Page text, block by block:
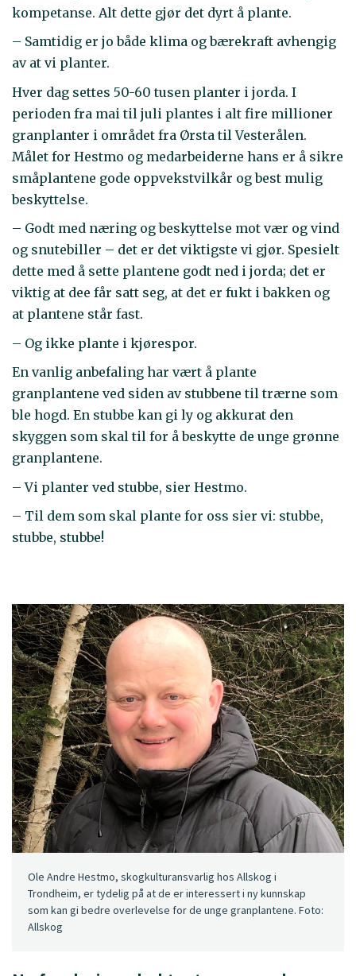
kompetanse. Alt dette gjør det dyrt å plante.
– Samtidig er jo både klima og bærekraft avhengig
av at vi planter.
Hver dag settes 50-60 tusen planter i jorda. I
perioden fra mai til juli plantes i alt fire millioner
granplanter i området fra Ørsta til Vesterålen.
Målet for Hestmo og medarbeiderne hans er å sikre
småplantene gode oppvekstvilkår og best mulig
beskyttelse.
– Godt med næring og beskyttelse mot vær og vind
og snutebiller – det er det viktigste vi gjør. Spesielt
dette med å sette plantene godt ned i jorda; det er
viktig at dee får satt seg, at det er fukt i bakken og
at plantene står fast.
– Og ikke plante i kjørespor.
En vanlig anbefaling har vært å plante
granplantene ved siden av stubbene til trærne som
ble hogd. En stubbe kan gi ly og akkurat den
skyggen som skal til for å beskytte de unge grønne
granplantene.
– Vi planter ved stubbe, sier Hestmo.
– Til dem som skal plante for oss sier vi: stubbe,
stubbe, stubbe!
Ole Andre Hestmo, skogkulturansvarlig hos Allskog i
Trondheim, er tydelig på at de er interessert i ny kunnskap
som kan gi bedre overlevelse for de unge granplantene. Foto:
Allskog